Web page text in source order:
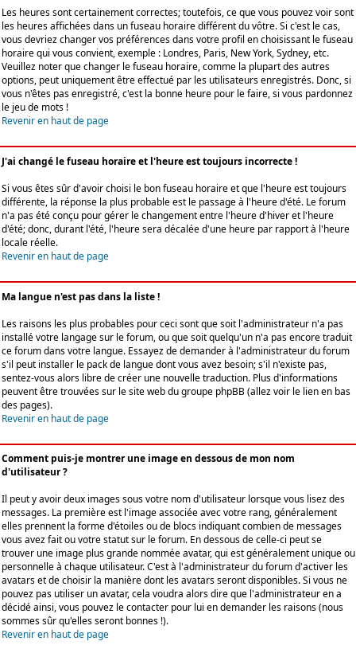
Les heures sont certainement correctes; toutefois, ce que vous pouvez voir sont
les heures affichées dans un fuseau horaire différent du vôtre. Si c'est le cas,
vous devriez changer vos préférences dans votre profil en choisissant le fuseau
horaire qui vous convient, exemple : Londres, Paris, New York, Sydney, etc.
Veuillez noter que changer le fuseau horaire, comme la plupart des autres
options, peut uniquement être effectué par les utilisateurs enregistrés. Donc, si
vous n'êtes pas enregistré, c'est la bonne heure pour le faire, si vous pardonnez
le jeu de mots !
Revenir en haut de page
J'ai changé le fuseau horaire et l'heure est toujours incorrecte !
Si vous êtes sûr d'avoir choisi le bon fuseau horaire et que l'heure est toujours
différente, la réponse la plus probable est le passage à l'heure d'été. Le forum
n'a pas été conçu pour gérer le changement entre l'heure d'hiver et l'heure
d'été; donc, durant l'été, l'heure sera décalée d'une heure par rapport à l'heure
locale réelle.
Revenir en haut de page
Ma langue n'est pas dans la liste !
Les raisons les plus probables pour ceci sont que soit l'administrateur n'a pas
installé votre langage sur le forum, ou que soit quelqu'un n'a pas encore traduit
ce forum dans votre langue. Essayez de demander à l'administrateur du forum
s'il peut installer le pack de langue dont vous avez besoin; s'il n'existe pas,
sentez-vous alors libre de créer une nouvelle traduction. Plus d'informations
peuvent être trouvées sur le site web du groupe phpBB (allez voir le lien en bas
des pages).
Revenir en haut de page
Comment puis-je montrer une image en dessous de mon nom
d'utilisateur ?
Il peut y avoir deux images sous votre nom d'utilisateur lorsque vous lisez des
messages. La première est l'image associée avec votre rang, généralement
elles prennent la forme d'étoiles ou de blocs indiquant combien de messages
vous avez fait ou votre statut sur le forum. En dessous de celle-ci peut se
trouver une image plus grande nommée avatar, qui est généralement unique ou
personnelle à chaque utilisateur. C'est à l'administrateur du forum d'activer les
avatars et de choisir la manière dont les avatars seront disponibles. Si vous ne
pouvez pas utiliser un avatar, cela voudra alors dire que l'administrateur en a
décidé ainsi, vous pouvez le contacter pour lui en demander les raisons (nous
sommes sûr qu'elles seront bonnes !).
Revenir en haut de page